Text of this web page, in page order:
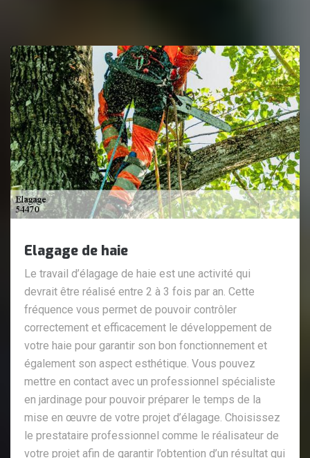
Elagage de haie
Le travail d’élagage de haie est une activité qui
devrait être réalisé entre 2 à 3 fois par an. Cette
fréquence vous permet de pouvoir contrôler
correctement et efficacement le développement de
votre haie pour garantir son bon fonctionnement et
également son aspect esthétique. Vous pouvez
mettre en contact avec un professionnel spécialiste
en jardinage pour pouvoir préparer le temps de la
mise en œuvre de votre projet d’élagage. Choisissez
le prestataire professionnel comme le réalisateur de
votre projet afin de garantir l’obtention d’un résultat qui